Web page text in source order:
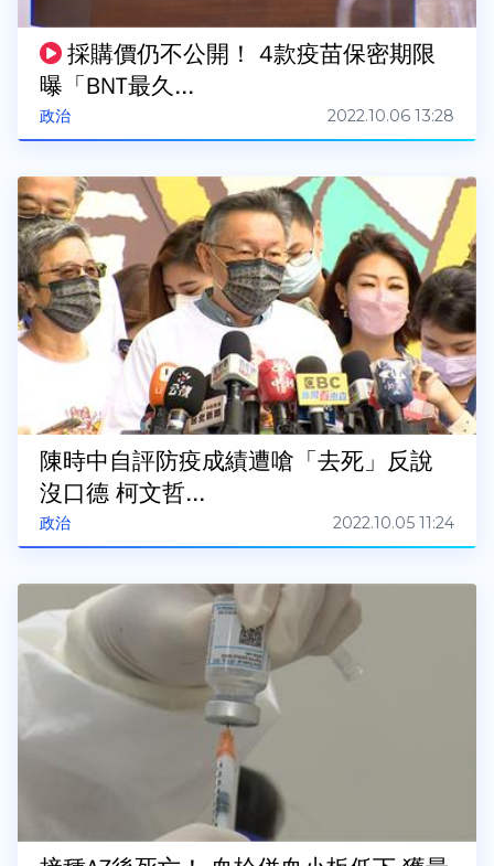
政治
採購價仍不公開！ 4款疫苗保密期限
曝「BNT最久...
2022.10.06 13:28
政治
陳時中自評防疫成績遭嗆「去死」反說
沒口德 柯文哲...
2022.10.05 11:24